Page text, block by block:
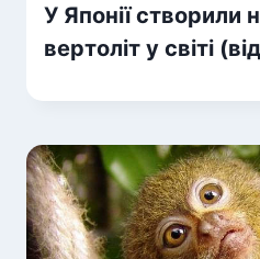
У Японії створили
вертоліт у світі